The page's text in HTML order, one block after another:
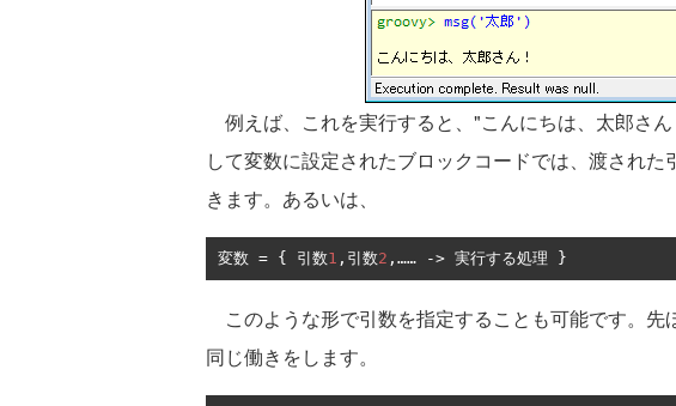
例えば、これを実行すると、"こんにちは、太郎さ
して変数に設定されたブロックコードでは、渡され
きます。あるいは、
変数 = { 引数1 ,引数2 ,…… -> 実行する処理 }
このような形で引数を指定することも可能です。先
同じ働きをします。